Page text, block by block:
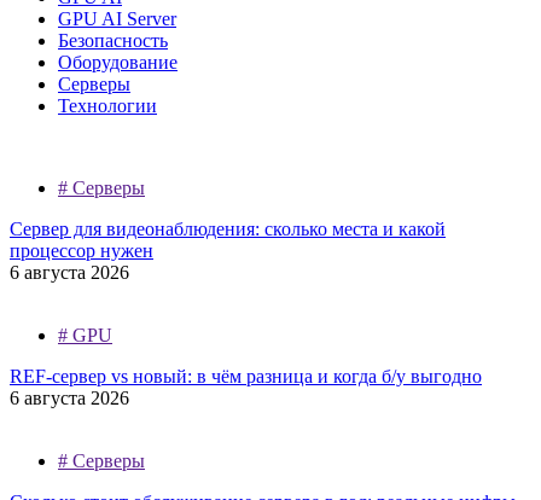
GPU AI Server
Безопасность
Оборудование
Серверы
Технологии
# Серверы
Сервер для видеонаблюдения: сколько места и какой
процессор нужен
6 августа 2026
# GPU
REF-сервер vs новый: в чём разница и когда б/у выгодно
6 августа 2026
# Серверы